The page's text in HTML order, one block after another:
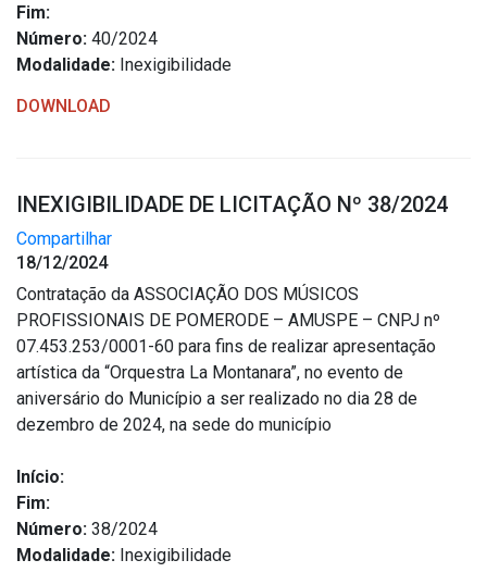
Fim:
Número: 40/2024
Modalidade: Inexigibilidade
DOWNLOAD
INEXIGIBILIDADE DE LICITAÇÃO Nº 38/2024
Compartilhar
18/12/2024
Contratação da ASSOCIAÇÃO DOS MÚSICOS
PROFISSIONAIS DE POMERODE – AMUSPE – CNPJ nº
07.453.253/0001-60 para fins de realizar apresentação
artística da “Orquestra La Montanara”, no evento de
aniversário do Município a ser realizado no dia 28 de
dezembro de 2024, na sede do município
Início:
Fim:
Número: 38/2024
Modalidade: Inexigibilidade